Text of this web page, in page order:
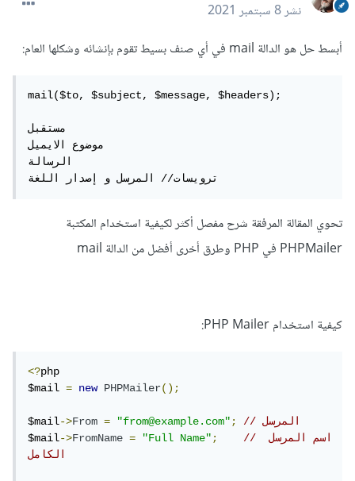
نشر8 سبتمبر 2021
أبسط حل هو الدالة mail في أي صنف بسيط تقوم بإنشائه وشكلها العام:
mail($to, $subject, $message, $headers);
مستقبل
موضوع الايميل
الرسالة
ترويسات// المرسل و إصدار اللغة
تحوي المقالة المرفقة شرح مفصل أكثر لكيفية استخدام المكتبة
PHPMailer في PHP وطرق أخرى أفضل من الدالة mail
كيفية استخدام PHP Mailer:
<?php
$mail = new PHPMailer();
$mail->From = "from@example.com";
// المرسل
$mail->FromName = "Full Name";
// اسم المرسل
الكامل